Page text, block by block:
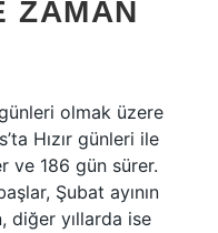
ZAMAN
günleri olmak üzere
Hızır günleri ile
ve 186 gün sürer.
Şubat ayının
diğer yıllarda ise